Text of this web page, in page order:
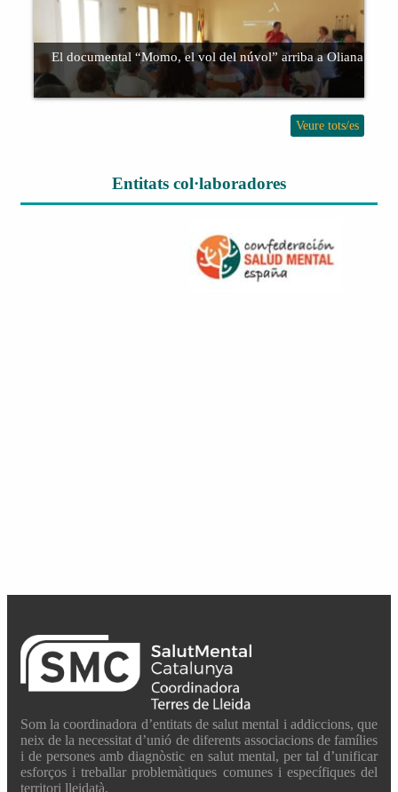
El Club Social Pallars (Sort), ha organitzat el
tercer torneig de tennis taula entre clubs de la
província de Lleida, al Club Tennis Taula de les
Borges Blanques.
El documental “Momo, el vol del núvol” arriba a Oliana!
Veure tots/es
Entitats col·laboradores
Som la coordinadora d’entitats de salut mental i addiccions, que
neix de la necessitat d’unió de diferents associacions de famílies
i de persones amb diagnòstic en salut mental, per tal d’unificar
esforços i treballar problemàtiques comunes i específiques del
territori lleidatà.